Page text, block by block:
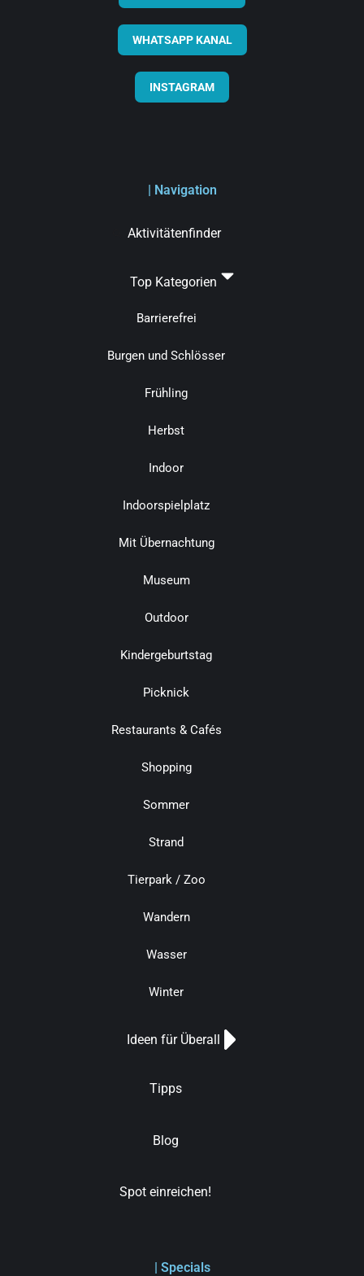
WHATSAPP KANAL
INSTAGRAM
| Navigation
Aktivitätenfinder
Top Kategorien
Barrierefrei
Burgen und Schlösser
Frühling
Herbst
Indoor
Indoorspielplatz
Mit Übernachtung
Museum
Outdoor
Kindergeburtstag
Picknick
Restaurants & Cafés
Shopping
Sommer
Strand
Tierpark / Zoo
Wandern
Wasser
Winter
Ideen für Überall
Tipps
Blog
Spot einreichen!
| Specials